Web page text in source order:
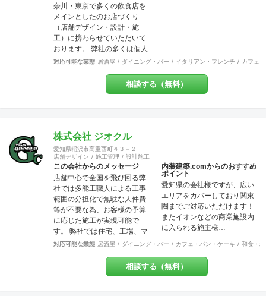
奈川・東京で多くの飲食店を
メインとしたのお店づくり
（店舗デザイン・設計・施
工）に携わらせていただいて
おります。 弊社の多くは個人
店や少数店舗展開のお客様な
る店づくり」をモットーにし
ています。 それはデザイン優
地元に愛されるお店」を一緒
に作りましょう！ということ
です。大抵のお店は近隣のリ
ピーターで売上が支えられて
いるのですから大事なポイン
トだと思いませんか？ また個
人事業主にとって内装工事費
が大変な負担だということは
重々承知しております。コス
ト面でも最大限のご協力を
日々心がけております。ご気
いお料理・最高のサービス・
素敵な品揃えに自信あり！そ
対応可能な業態 居酒屋 ダイニング・バー イタリアン・フレンチ カフェ
相談する（無料）
株式会社 ジオクル
愛知県稲沢市高重西町４３－２
店舗デザイン
施工管理 設計施工
この会社からのメッセージ
店舗中心で全国を飛び回る弊
社では多能工職人による工事
範囲の分担化で無駄な人件費
等が不要な為、お客様の予算
に応じた施工が実現可能で
す。 弊社では住宅、工場、マ
ンション、店舗に渡り様々な
提案力があります。 これまで
には200万〜700万程の開きで
内装建築.comからのおすすめ
ポイント
愛知県の会社様ですが、広い
エリアをカバーしており関東
圏までご対応いただけます！
またイオンなどの商業施設内
に入られる施主様…
対応可能な業態 居酒屋 ダイニング・バー カフェ・パン・ケーキ 和食・
相談する（無料）